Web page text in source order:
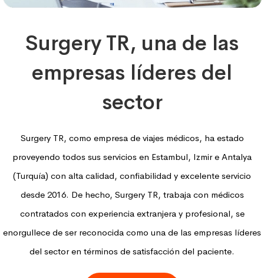
Surgery TR, una de las
empresas líderes del
sector
Surgery TR, como empresa de viajes médicos, ha estado
proveyendo todos sus servicios en Estambul, Izmir e Antalya
(Turquía) con alta calidad, confiabilidad y excelente servicio
desde 2016. De hecho, Surgery TR, trabaja con médicos
contratados con experiencia extranjera y profesional, se
enorgullece de ser reconocida como una de las empresas líderes
del sector en términos de satisfacción del paciente.